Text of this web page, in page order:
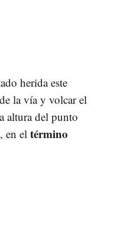
herida este
la vía y volcar el
altura del punto
en el término